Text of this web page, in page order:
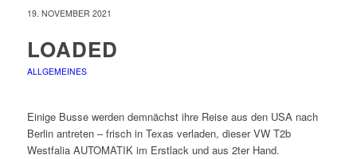
19. NOVEMBER 2021
LOADED
ALLGEMEINES
Einige Busse werden demnächst ihre Reise aus den USA nach
Berlin antreten – frisch in Texas verladen, dieser VW T2b
Westfalia AUTOMATIK im Erstlack und aus 2ter Hand.